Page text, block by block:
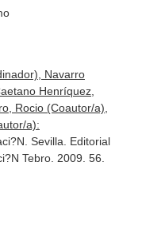
Navarro
Henríquez,
Rocio (Coautor/a),
a):
Sevilla. Editorial
Tebro. 2009. 56.